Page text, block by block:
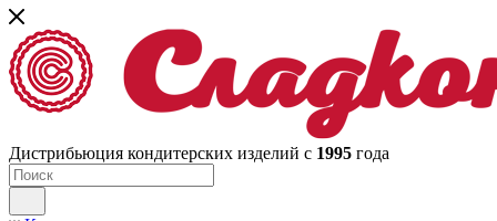
Дистрибьюция кондитерских изделий с 1995 года